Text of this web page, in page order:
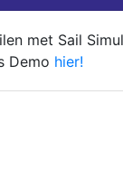
met Sail
Demo hier!